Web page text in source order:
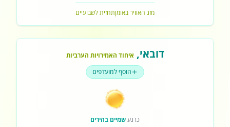
מזג האוויר באומןתחזית לשבועיים
דובאי, איחוד האמירויות הערביות
הוסף למועדפים
כרגעשמיים בהירים